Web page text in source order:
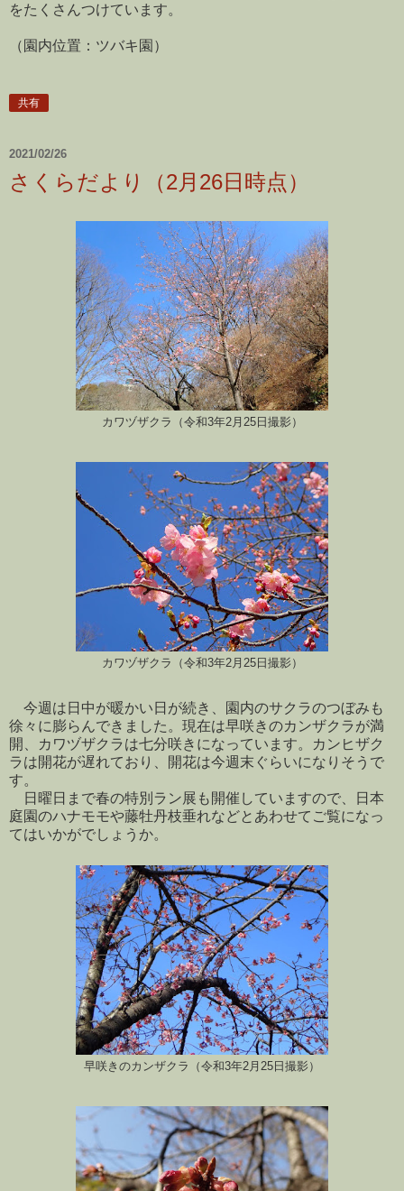
をたくさんつけています。
（園内位置：ツバキ園）
共有
2021/02/26
さくらだより（2月26日時点）
カワヅザクラ（令和3年2月25日撮影）
カワヅザクラ（令和3年2月25日撮影）
今週は日中が暖かい日が続き、園内のサクラのつぼみも
徐々に膨らんできました。現在は早咲きのカンザクラが満
開、カワヅザクラは七分咲きになっています。カンヒザク
ラは開花が遅れており、開花は今週末ぐらいになりそうで
す。
日曜日まで春の特別ラン展も開催していますので、日本
庭園のハナモモや藤牡丹枝垂れなどとあわせてご覧になっ
てはいかがでしょうか。
早咲きのカンザクラ（令和3年2月25日撮影）